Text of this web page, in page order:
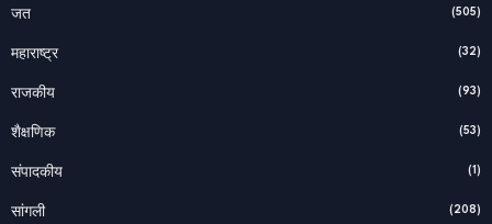
जत (505)
महाराष्ट्र (32)
राजकीय (93)
शैक्षणिक (53)
संपादकीय (1)
सांगली (208)